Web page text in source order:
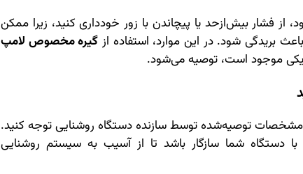
فشار بیش‌ازحد یا پیچاندن با زور خودداری کنید، زیرا ممکن
شود. در این موارد، استفاده از گیره مخصوص لامپ
موجود است، توصیه می‌شود.
توصیه‌شده توسط سازنده دستگاه روشنایی توجه کنید.
دستگاه شما سازگار باشد تا از آسیب به سیستم روشنایی